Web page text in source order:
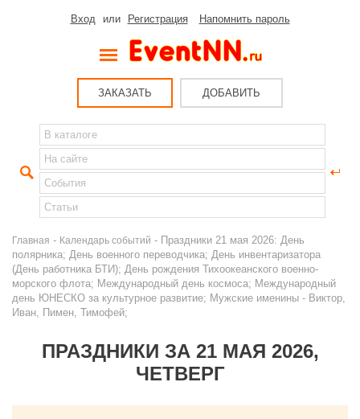
Вход или Регистрация Напомнить пароль
ЗАКАЗАТЬ ДОБАВИТЬ
Главная - Календарь событий - Праздники 21 мая 2026: День
полярника; День военного переводчика; День инвентаризатора
(День работника БТИ); День рождения Тихоокеанского военно-
морского флота; Международный день космоса; Международный
день ЮНЕСКО за культурное развитие; Мужские именины - Виктор,
Иван, Пимен, Тимофей;
ПРАЗДНИКИ ЗА 21 МАЯ 2026,
ЧЕТВЕРГ